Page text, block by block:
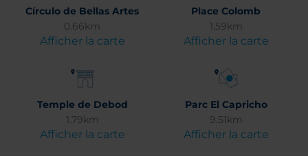
Círculo de Bellas Artes
0.66km
Afficher la carte
Place Colomb
1.59km
Afficher la carte
Temple de Debod
1.79km
Afficher la carte
Parc El Capricho
9.51km
Afficher la carte